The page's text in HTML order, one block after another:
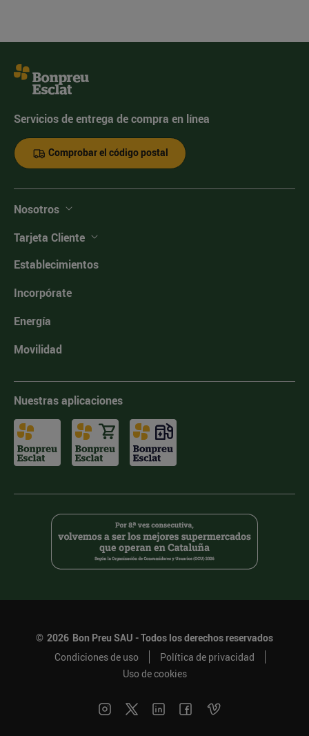
Servicios de entrega de compra en línea
Comprobar el código postal
Nosotros
Tarjeta Cliente
Establecimientos
Incorpórate
Energía
Movilidad
Nuestras aplicaciones
© 2026 Bon Preu SAU - Todos los derechos reservados
Condiciones de uso
Política de privacidad
Uso de cookies